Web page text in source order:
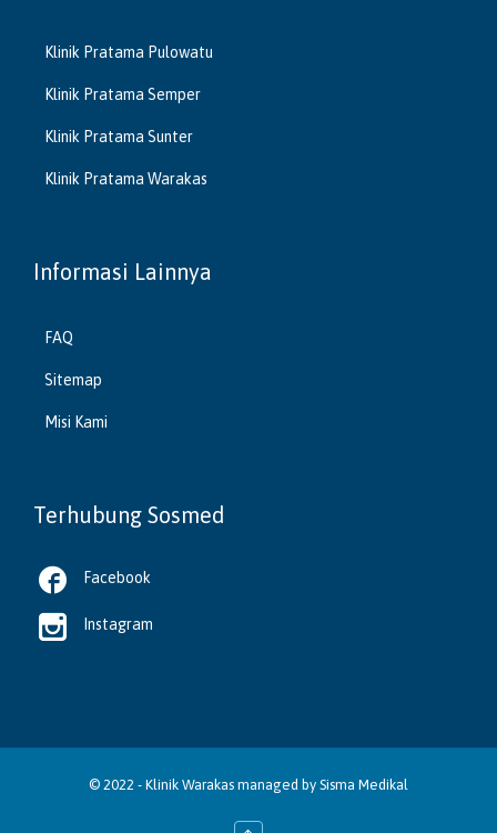
Klinik Pratama Pulowatu
Klinik Pratama Semper
Klinik Pratama Sunter
Klinik Pratama Warakas
Informasi Lainnya
FAQ
Sitemap
Misi Kami
Terhubung Sosmed
 Facebook
 Instagram
© 2022 - Klinik Warakas managed by Sisma Medikal